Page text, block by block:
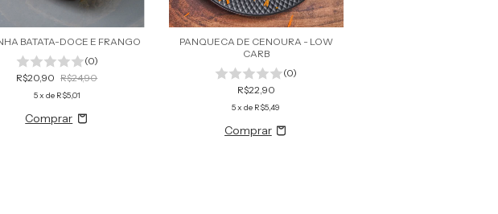
BATATA-DOCE E FRANGO
(0)
R$20,90 R$24,90
5x de R$5,01
PANQUECA DE CENOURA - LOW
CARB
(0)
R$22,90
5x de R$5,49